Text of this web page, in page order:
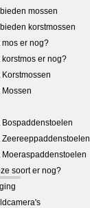
mossen
korstmossen
mos er nog?
korstmos er nog?
Korstmossen
Mossen
Bospaddenstoelen
Zeereeppaddenstoelen
Moeraspaddenstoelen
soort er nog?